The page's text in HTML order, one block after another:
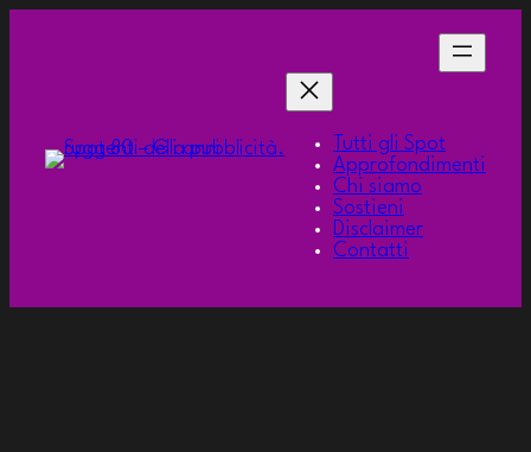
Tutti gli Spot
Approfondimenti
Chi siamo
Sostieni
Disclaimer
Contatti